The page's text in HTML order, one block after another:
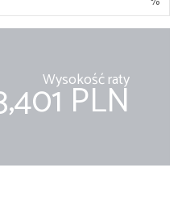
Wysokość raty
PLN